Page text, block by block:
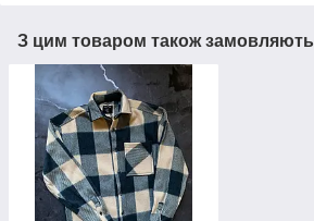
З цим товаром також замовляють